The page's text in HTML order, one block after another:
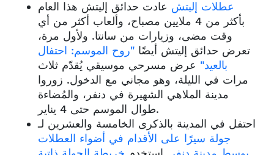
عطلات إليتش عادت حدائق إليتش هذا العام
بأكثر من 4 ملايين مصباح، وألعاب أكثر من أي
وقت مضى، وزيارات من سانتا. ولأول مرة،
تعرض حدائق إليتش أيضًا "روح الموسم: احتفال
بالعيد" عرض مسرحي موسيقي يُقدّم ثلاث
مرات في الليلة، وهو مجاني مع الدخول. زوروا
مدينة الملاهي الشهيرة في دنفر، والمُضاءة
طوال الموسم حتى 4 يناير.
احتفل في المدينة بالذكرى الخامسة والعشرين لـ
جولة سيرًا على الأقدام في أضواء العطلات